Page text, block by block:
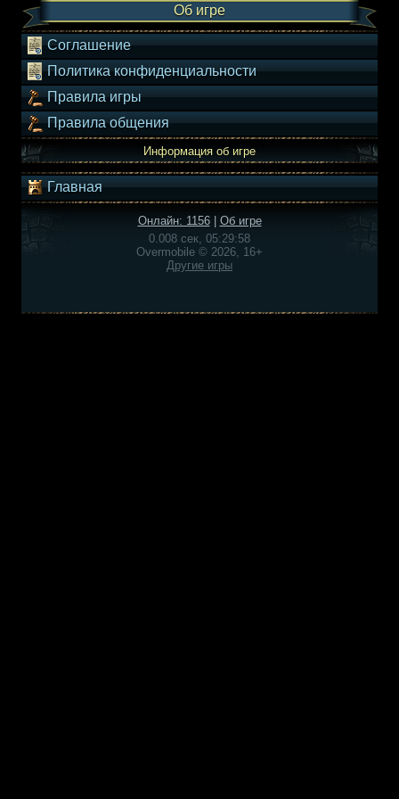
Об игре
Соглашение
Политика конфиденциальности
Правила игры
Правила общения
Информация об игре
Главная
Онлайн: 1156| Об игре
0.008 сек, 05:29:58
Overmobile © 2026, 16+
Другие игры